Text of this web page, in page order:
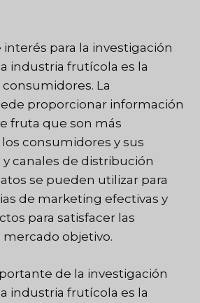
interés para la investigación
industria frutícola es la
La
proporcionar información
fruta que son más
consumidores y sus
y canales de distribución
se pueden utilizar para
de marketing efectivas y
para satisfacer las
objetivo.
de la investigación
industria frutícola es la